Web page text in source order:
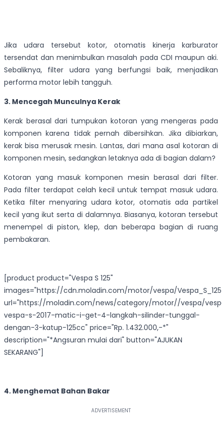
Jika udara tersebut kotor, otomatis kinerja karburator
tersendat dan menimbulkan masalah pada CDI maupun aki.
Sebaliknya, filter udara yang berfungsi baik, menjadikan
performa motor lebih tangguh.
3. Mencegah Munculnya Kerak
Kerak berasal dari tumpukan kotoran yang mengeras pada
komponen karena tidak pernah dibersihkan. Jika dibiarkan,
kerak bisa merusak mesin. Lantas, dari mana asal kotoran di
komponen mesin, sedangkan letaknya ada di bagian dalam?
Kotoran yang masuk komponen mesin berasal dari filter.
Pada filter terdapat celah kecil untuk tempat masuk udara.
Ketika filter menyaring udara kotor, otomatis ada partikel
kecil yang ikut serta di dalamnya. Biasanya, kotoran tersebut
menempel di piston, klep, dan beberapa bagian di ruang
pembakaran.
[product product="Vespa S 125"
images="https://cdn.moladin.com/motor/vespa/
url="https://moladin.com/news/category/motor//vespa/
vespa-s-2017-matic-i-get-4-langkah-silinder-tunggal-
dengan-3-katup-125cc" price="Rp. 1.432.000,-*"
description="*Angsuran mulai dari" button="AJUKAN
SEKARANG"]
4. Menghemat Bahan Bakar